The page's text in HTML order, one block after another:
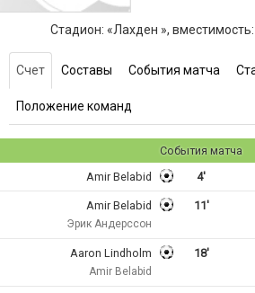
Стадион: «Лахден »,
Счет Составы События матча
Положение команд
События матча
4'
Amir Belabid
11'
Amir Belabid
Эрик Андерссон
18'
Aaron Lindholm
Amir Belabid